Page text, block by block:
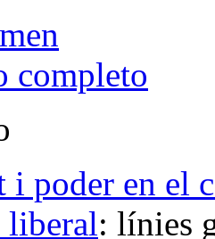
completo
i poder en el
liberal: línies